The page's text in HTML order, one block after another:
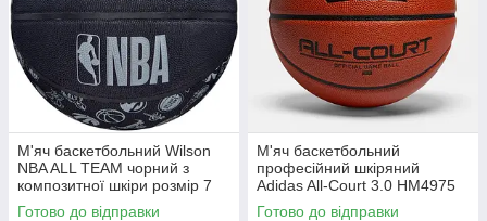
М'яч баскетбольний Wilson
NBA ALL TEAM чорний з
композитної шкіри розмір 7
WTB1300XBNBA7
Готово до відправки
М'яч баскетбольний
професійний шкіряний
Adidas All-Court 3.0 HM4975
(розмір 7)
Готово до відправки